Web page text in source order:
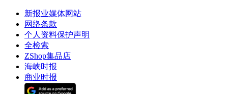
新报业媒体网站
网络条款
个人资料保护声明
全检索
ZShop集品店
海峡时报
商业时报